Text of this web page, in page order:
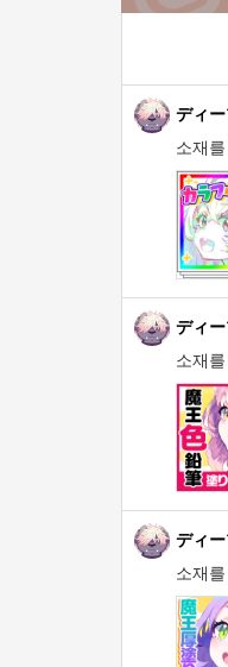
ディ
소재
ディ
소재
ディ
소재